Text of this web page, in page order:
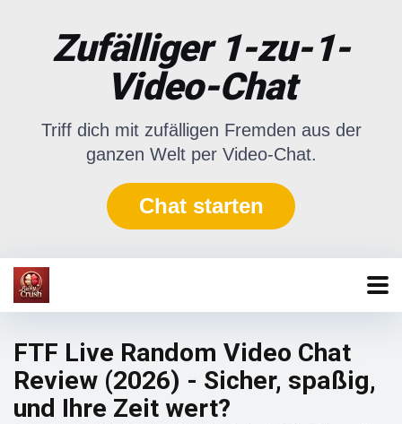
Zufälliger 1-zu-1-
Video-Chat
Triff dich mit zufälligen Fremden aus der
ganzen Welt per Video-Chat.
Chat starten
FTF Live Random Video Chat
Review (2026) - Sicher, spaßig,
und Ihre Zeit wert?